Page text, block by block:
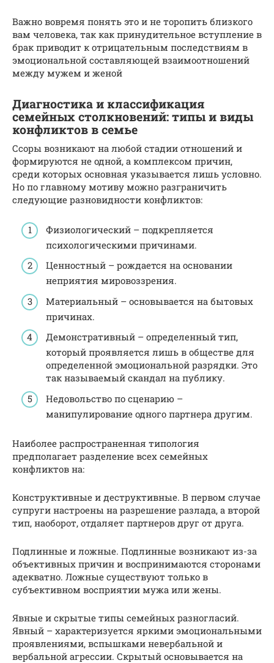
Важно вовремя понять это и не торопить близкого
вам человека, так как принудительное вступление в
брак приводит к отрицательным последствиям в
эмоциональной составляющей взаимоотношений
между мужем и женой
Диагностика и классификация
семейных столкновений: типы и виды
конфликтов в семье
Ссоры возникают на любой стадии отношений и
формируются не одной, а комплексом причин,
среди которых основная указывается лишь условно.
Но по главному мотиву можно разграничить
следующие разновидности конфликтов:
Физиологический – подкрепляется
психологическими причинами.
Ценностный – рождается на основании
неприятия мировоззрения.
Материальный – основывается на бытовых
причинах.
Демонстративный – определенный тип,
который проявляется лишь в обществе для
определенной эмоциональной разрядки. Это
так называемый скандал на публику.
Недовольство по сценарию –
манипулирование одного партнера другим.
Наиболее распространенная типология
предполагает разделение всех семейных
конфликтов на:
Конструктивные и деструктивные. В первом случае
супруги настроены на разрешение разлада, а второй
тип, наоборот, отдаляет партнеров друг от друга.
Подлинные и ложные. Подлинные возникают из-за
объективных причин и воспринимаются сторонами
адекватно. Ложные существуют только в
субъективном восприятии мужа или жены.
Явные и скрытые типы семейных разногласий.
Явный – характеризуется яркими эмоциональными
проявлениями, вспышками невербальной и
вербальной агрессии. Скрытый основывается на